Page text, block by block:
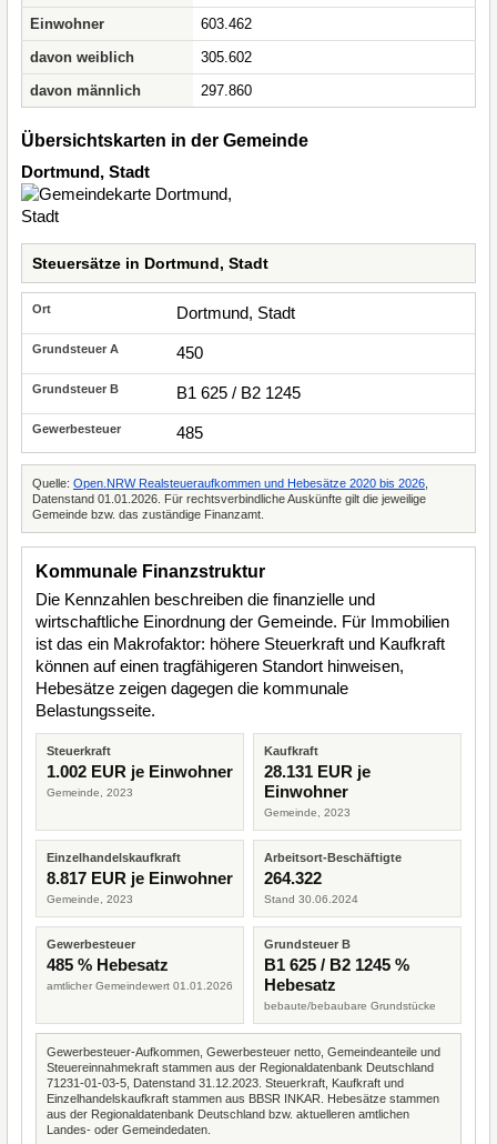
Einwohner
603.462
davon weiblich
305.602
davon männlich
297.860
Übersichtskarten in der Gemeinde
Dortmund, Stadt
Steuersätze in Dortmund, Stadt
Dortmund, Stadt
450
B1 625 / B2 1245
485
Quelle: Open.NRW Realsteueraufkommen und Hebesätze 2020 bis 2026
Datenstand 01.01.2026. Für rechtsverbindliche Auskünfte gilt die jeweilige
Gemeinde bzw. das zuständige Finanzamt.
Kommunale Finanzstruktur
Die Kennzahlen beschreiben die finanzielle und
wirtschaftliche Einordnung der Gemeinde. Für Immobilien
ist das ein Makrofaktor: höhere Steuerkraft und Kaufkraft
können auf einen tragfähigeren Standort hinweisen,
Hebesätze zeigen dagegen die kommunale
Belastungsseite.
Steuerkraft
1.002 EUR je Einwohner
Gemeinde, 2023
Kaufkraft
28.131 EUR je
Einwohner
Gemeinde, 2023
Einzelhandelskaufkraft
8.817 EUR je Einwohner
Gemeinde, 2023
Arbeitsort-Beschäftigte
264.322
Stand 30.06.2024
Gewerbesteuer
485 % Hebesatz
amtlicher Gemeindewert 01.01.2026
Grundsteuer B
B1 625 / B2 1245 %
Hebesatz
bebaute/bebaubare Grundstücke
Gewerbesteuer-Aufkommen, Gewerbesteuer netto, Gemeindeanteile und
Steuereinnahmekraft stammen aus der Regionaldatenbank Deutschland
71231-01-03-5, Datenstand 31.12.2023. Steuerkraft, Kaufkraft und
Einzelhandelskaufkraft stammen aus BBSR INKAR. Hebesätze stammen
aus der Regionaldatenbank Deutschland bzw. aktuelleren amtlichen
Landes- oder Gemeindedaten.